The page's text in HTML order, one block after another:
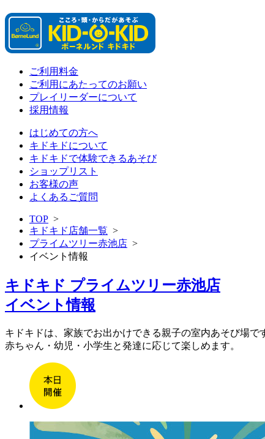
ご利用料金
ご利用にあたってのお願い
プレイリーダーについて
採用情報
はじめての方へ
キドキドについて
キドキドで体験できるあそび
ショップリスト
お客様の声
よくあるご質問
TOP >
キドキド店舗一覧 >
プライムツリー赤池店 >
イベント情報
キドキド プライムツリー赤池店
イベント情報
キドキドは、家族でお出かけできる親子の室内あそび場
赤ちゃん・幼児・小学生と発達に応じて楽しめます。